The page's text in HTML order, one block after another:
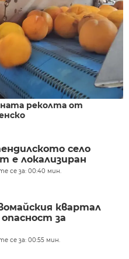
реколта от
село
е локализиран
се за: 00:40 мин.
квартал
за
се за: 00:55 мин.